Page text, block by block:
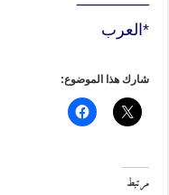
*العرب
شارك هذا الموضوع:
مرتبط